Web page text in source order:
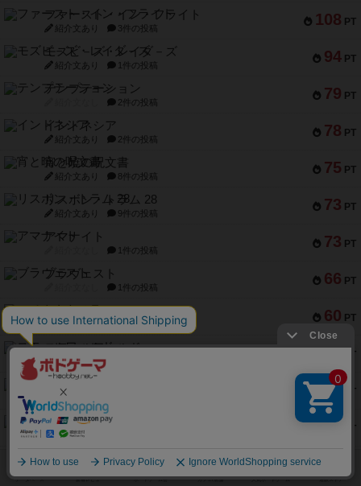
108 PT
ファースト・イン・フライト
紹介文あり 3件の投稿
94 PT
モズビ－ズ・レイダ－ズ
紹介文あり 1件の投稿
79 PT
テンプテーション
2件の投稿
78 PT
インドネシア
紹介文あり 2件の投稿
75 PT
宵と暁の呪文書
紹介文あり 8件の投稿
73 PT
リスボン・トラム 28
紹介文あり 9件の投稿
73 PT
アマナイト
1件の投稿
66 PT
ブラヴェスト
1件の投稿
60 PT
スペクタキュラー
紹介文なし 1件の投稿
59 PT
スモールワールド
紹介文あり
58 PT
紹介文なし
52 PT
Bitter End ブタペスト救出作戦
紹介文なし
ラピード